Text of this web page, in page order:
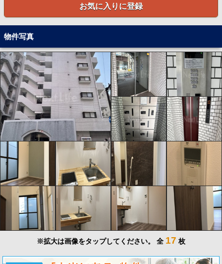
お気に入りに登録
物件写真
※拡大は画像をタップしてください。 全 17 枚